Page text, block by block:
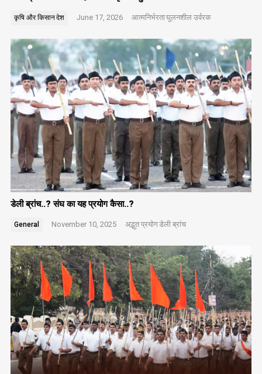
कृषि और किसानदेश June 17, 2026 आत्मनिर्भरताघुलनशील उर्वरक
डेली ब्रांच..? संघ का यह प्रयोग कैसा..?
General November 10, 2025 अद्भुत प्रयोगडेली ब्रांच